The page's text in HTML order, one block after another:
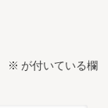
※ が付いている欄